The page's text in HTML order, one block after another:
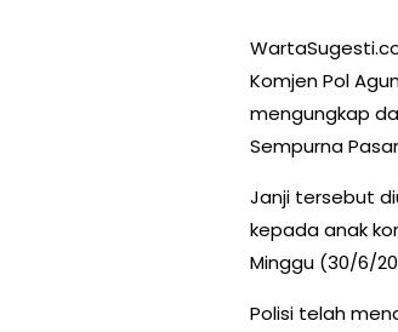
Komjen Pol
mengungkap
Sempurna
Janji tersebut
kepada anak
Minggu (30/6/
Polisi telah